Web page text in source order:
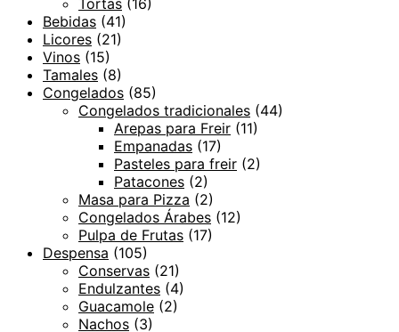
Tortas (16)
Bebidas (41)
Licores (21)
Vinos (15)
Tamales (8)
Congelados (85)
Congelados tradicionales (44)
Arepas para Freir (11)
Empanadas (17)
Pasteles para freir (2)
Patacones (2)
Masa para Pizza (2)
Congelados Árabes (12)
Pulpa de Frutas (17)
Despensa (105)
Conservas (21)
Endulzantes (4)
Guacamole (2)
Nachos (3)